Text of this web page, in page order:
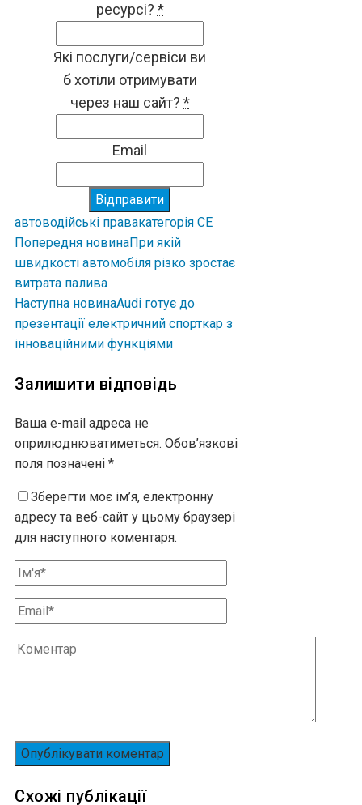
ресурсі? *
Які послуги/сервіси ви
б хотіли отримувати
через наш сайт? *
Email
Відправити
автоводійські правакатегорія СЕ
Попередня новинаПри якій
швидкості автомобіля різко зростає
витрата палива
Наступна новинаAudi готує до
презентації електричний спорткар з
інноваційними функціями
Залишити відповідь
Ваша e-mail адреса не
оприлюднюватиметься. Обов’язкові
поля позначені *
Зберегти моє ім’я, електронну
адресу та веб-сайт у цьому браузері
для наступного коментаря.
Схожі публікації